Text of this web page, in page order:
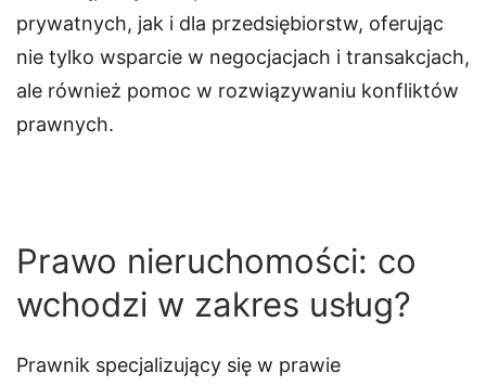
prywatnych, jak i dla przedsiębiorstw, oferując
nie tylko wsparcie w negocjacjach i transakcjach,
ale również pomoc w rozwiązywaniu konfliktów
prawnych.
Prawo nieruchomości: co
wchodzi w zakres usług?
Prawnik specjalizujący się w prawie